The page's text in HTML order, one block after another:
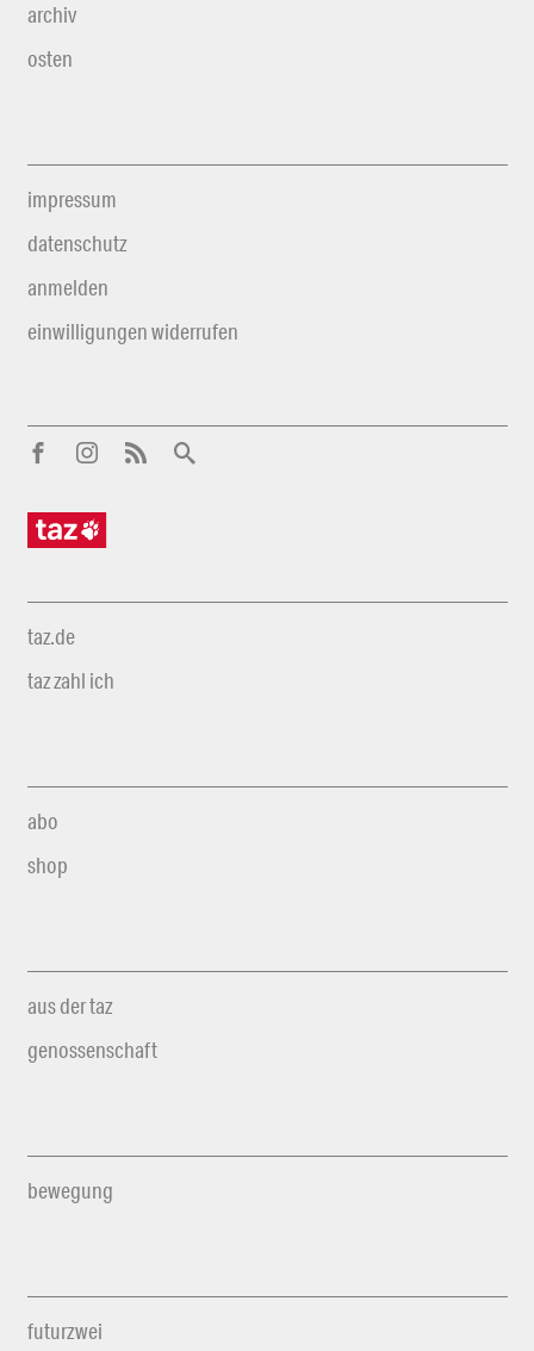
archiv
osten
impressum
datenschutz
anmelden
einwilligungen widerrufen
taz.de
taz zahl ich
abo
shop
aus der taz
genossenschaft
bewegung
futurzwei